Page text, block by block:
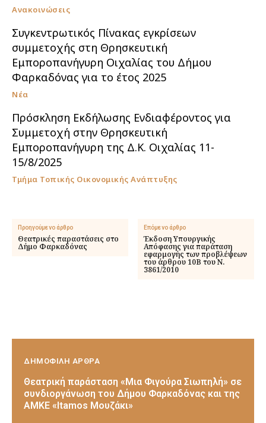
Ανακοινώσεις
Συγκεντρωτικός Πίνακας εγκρίσεων
συμμετοχής στη Θρησκευτική
Εμποροπανήγυρη Οιχαλίας του Δήμου
Φαρκαδόνας για το έτος 2025
Νέα
Πρόσκληση Εκδήλωσης Ενδιαφέροντος για
Συμμετοχή στην Θρησκευτική
Εμποροπανήγυρη της Δ.Κ. Οιχαλίας 11-
15/8/2025
Τμήμα Τοπικής Οικονομικής Ανάπτυξης
Προηγούμενο άρθρο
Θεατρικές παραστάσεις στο
Δήμο Φαρκαδόνας
Επόμενο άρθρο
Έκδοση Υπουργικής
Απόφασης για παράταση
εφαρμογής των προβλέψεων
του άρθρου 10Β του Ν.
3861/2010
ΔΗΜΟΦΙΛΗ ΑΡΘΡΑ
Θεατρική παράσταση «Μια Φιγούρα Σιωπηλή» σε
συνδιοργάνωση του Δήμου Φαρκαδόνας και της
ΑΜΚΕ «Itamos Μουζάκι»